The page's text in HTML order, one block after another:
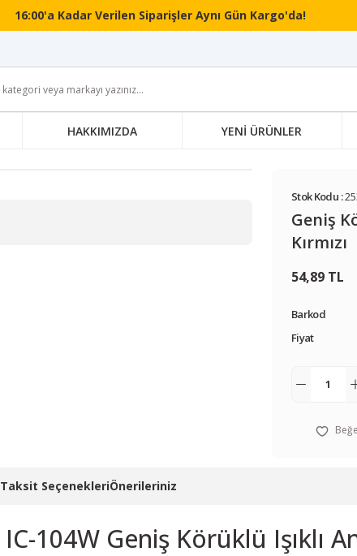
16:00'a Kadar Verilen Siparişler Aynı Gün Kargo'da!
HAKKIMIZDA YENİ ÜRÜNLER
Stok Kodu :
Geniş
Kırmızı
54,89 TL
Barkod
Fiyat
Taksit SeçenekleriÖnerileriniz
IC-104W Geniş Körüklü Işıklı